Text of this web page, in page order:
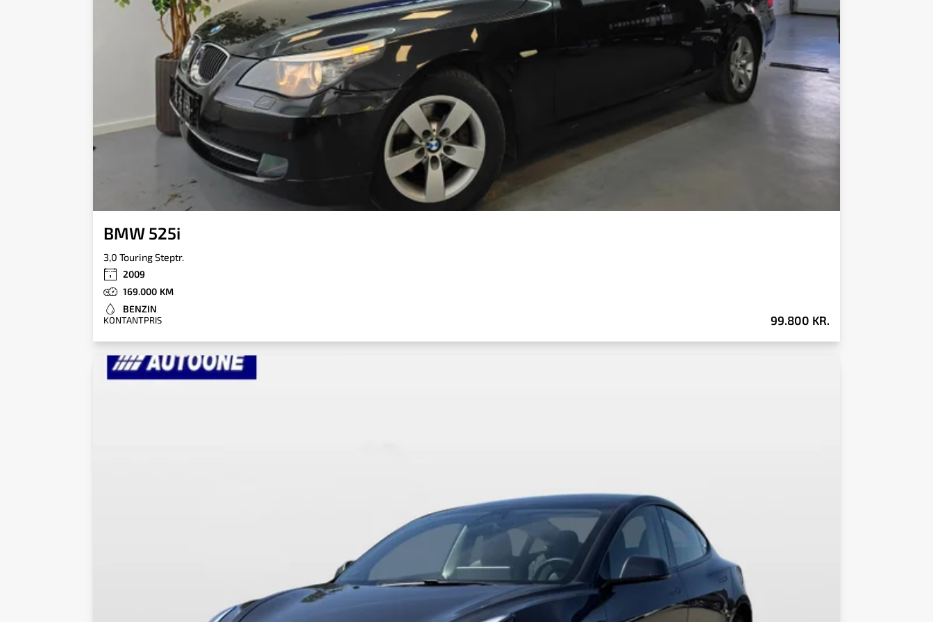
BMW 525i
3,0 Touring Steptr.
99.800 KR.
KONTANTPRIS
2009
169.000
BENZIN